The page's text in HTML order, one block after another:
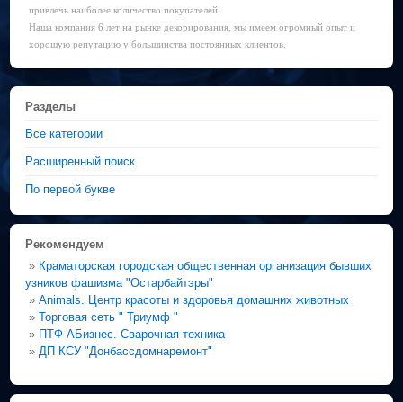
привлечь наиболее количество покупателей.
Наша компания 6 лет на рынке декорирования, мы имеем огромный опыт и
хорошую репутацию у большинства постоянных клиентов.
Разделы
Все категории
Расширенный поиск
По первой букве
Рекомендуем
» Краматорская городская общественная организация бывших
узников фашизма "Остарбайтэры"
»Animals. Центр красоты и здоровья домашних животных
»Торговая сеть " Триумф "
» ПТФ АБизнес. Сварочная техника
» ДП КСУ "Донбассдомнаремонт"